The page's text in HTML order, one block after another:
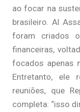
ao focar na
brasileiro. Al
foram criados
financeiras,
focados apenas
Entretanto, ele
reuniões, que
completa: “isso